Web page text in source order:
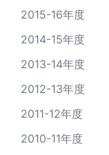
2015-16年度
2014-15年度
2013-14年度
2012-13年度
2011-12年度
2010-11年度